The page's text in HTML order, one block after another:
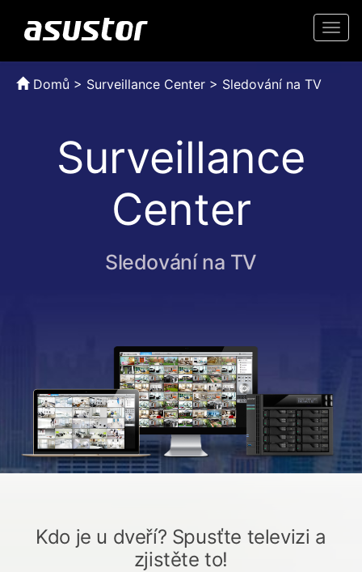
Domů > Surveillance Center > Sledování na TV
Surveillance
Center
Sledování na TV
Kdo je u dveří? Spusťte televizi a
zjistěte to!